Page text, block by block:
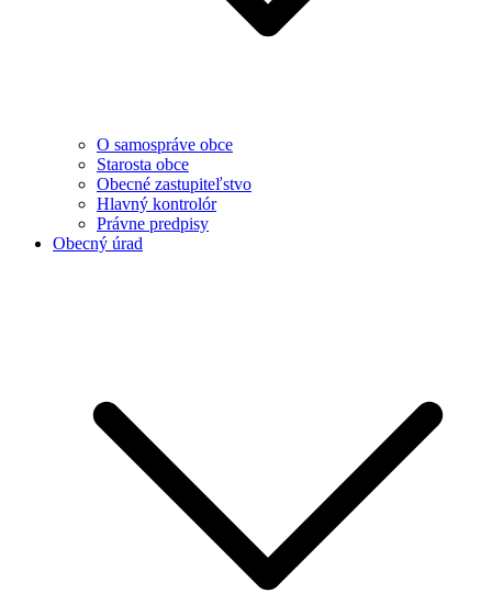
O samospráve obce
Starosta obce
Obecné zastupiteľstvo
Hlavný kontrolór
Právne predpisy
Obecný úrad